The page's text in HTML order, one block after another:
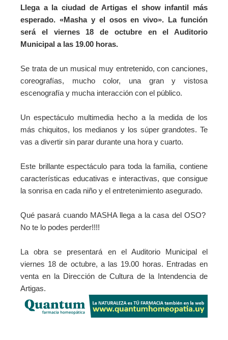
Llega a la ciudad de Artigas el show infantil más
esperado. «Masha y el osos en vivo». La función
será el viernes 18 de octubre en el Auditorio
Municipal a las 19.00 horas.
Se trata de un musical muy entretenido, con canciones,
coreografías, mucho color, una gran y vistosa
escenografía y mucha interacción con el público.
Un espectáculo multimedia hecho a la medida de los
más chiquitos, los medianos y los súper grandotes. Te
vas a divertir sin parar durante una hora y cuarto.
Este brillante espectáculo para toda la familia, contiene
características educativas e interactivas, que consigue
la sonrisa en cada niño y el entretenimiento asegurado.
Qué pasará cuando MASHA llega a la casa del OSO?
No te lo podes perder!!!!
La obra se presentará en el Auditorio Municipal el
viernes 18 de octubre, a las 19.00 horas. Entradas en
venta en la Dirección de Cultura de la Intendencia de
Artigas.